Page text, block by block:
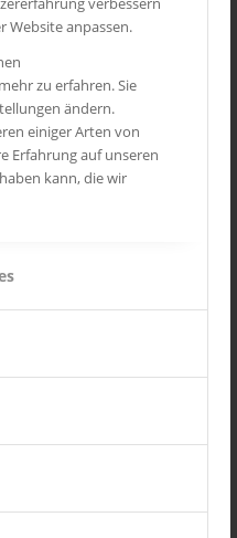
Website anpassen.
zu erfahren. Sie
ändern.
einiger Arten von
Erfahrung auf unseren
kann, die wir